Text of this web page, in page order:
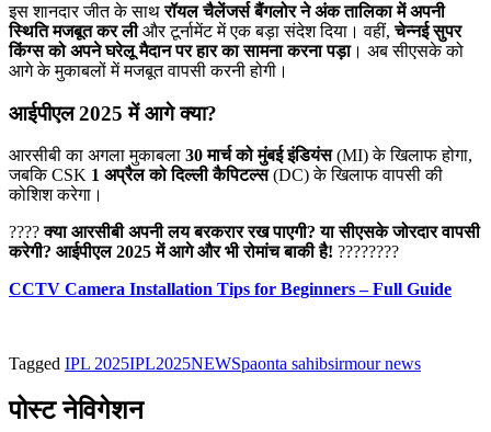
इस शानदार जीत के साथरॉयल चैलेंजर्स बैंगलोर ने अंक तालिका में अपनी
स्थिति मजबूत कर लीऔर टूर्नामेंट में एक बड़ा संदेश दिया। वहीं,चेन्नई सुपर
किंग्स को अपने घरेलू मैदान पर हार का सामना करना पड़ा। अब सीएसके को
आगे के मुकाबलों में मजबूत वापसी करनी होगी।
आईपीएल 2025 मेंआगे क्या?
आरसीबी का अगला मुकाबला 30 मार्च को मुंबई इंडियंस(MI) के खिलाफ होगा,
जबकि CSK 1 अप्रैल को दिल्ली कैपिटल्स(DC) के खिलाफ वापसी की
कोशिश करेगा।
????क्या आरसीबी अपनी लय बरकरार रख पाएगी? या सीएसके जोरदार वापसी
करेगी? आईपीएल 2025 में आगे और भी रोमांच बाकी है! ????????
CCTV Camera Installation Tips for Beginners – Full Guide
Tagged IPL 2025IPL2025NEWSpaonta sahibsirmour news
पोस्ट नेविगेशन